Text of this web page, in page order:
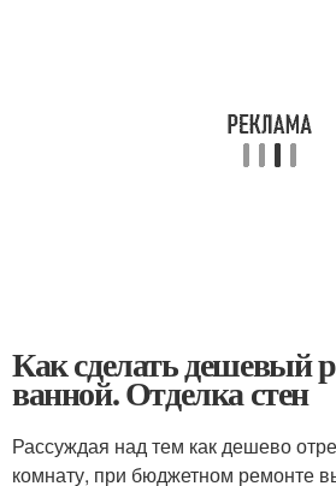
Как сделать дешевый
ванной. Отделка стен
Рассуждая над тем как дешево
комнату, при бюджетном ремонте